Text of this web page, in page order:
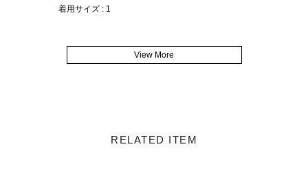
着用サイズ : 1
View More
RELATED ITEM